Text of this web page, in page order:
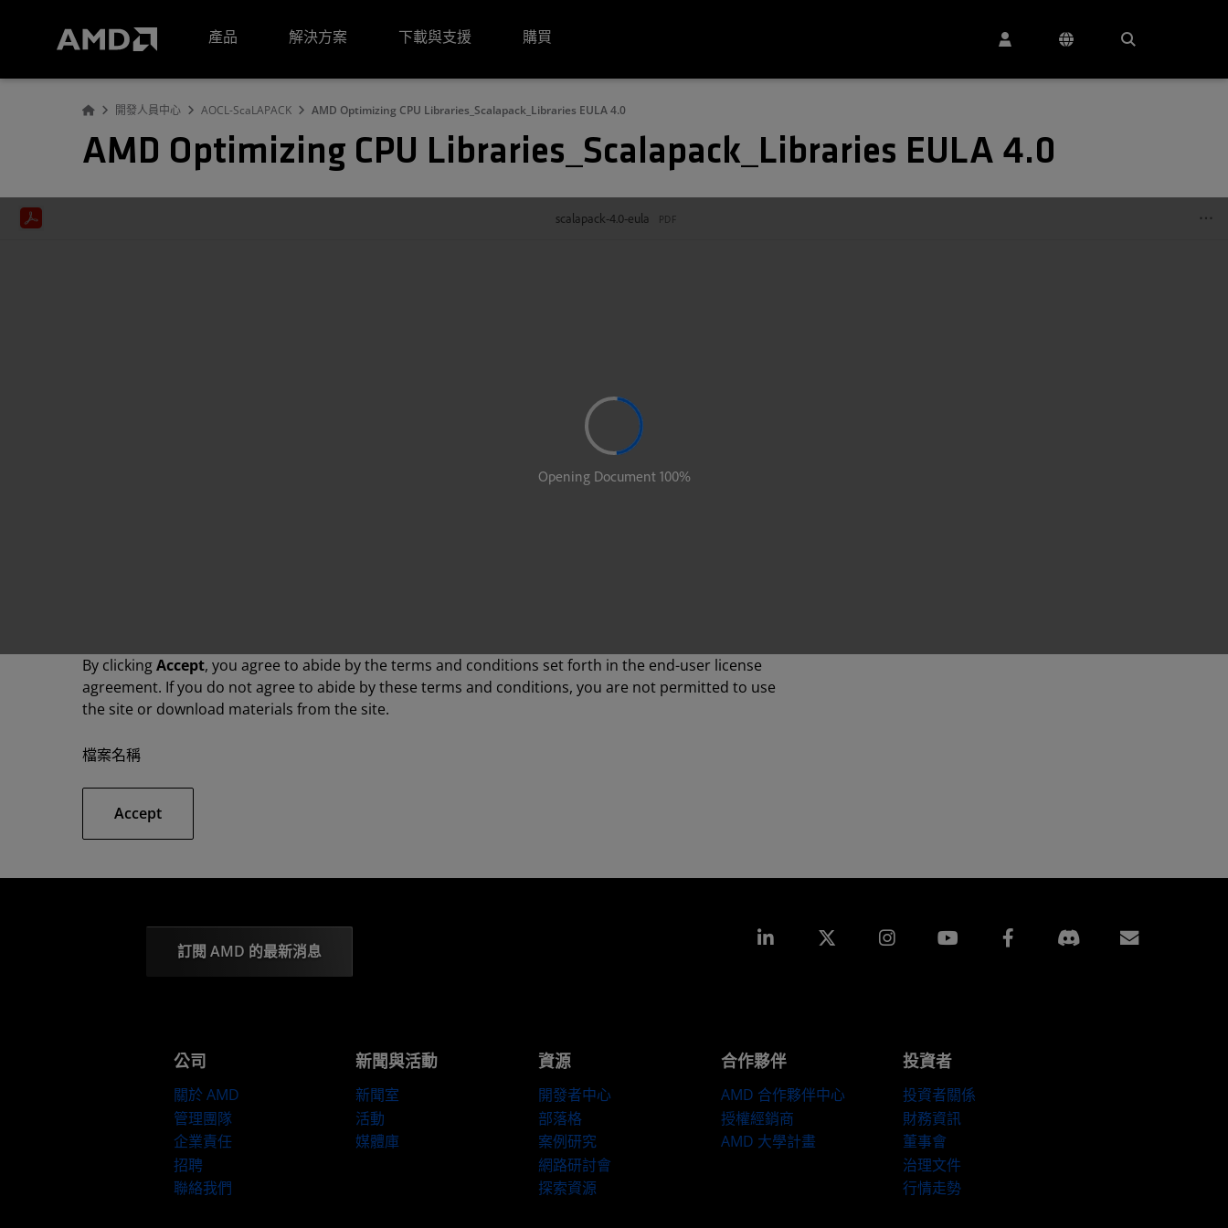
產品
解決方案 下載與支援 購買
開發人員中心 AOCL-ScaLAPACK AMD Optimizing CPU Libraries_Scalapack_Libraries EULA 4.0
AMD Optimizing CPU Libraries_Scalapack_Libraries EULA 4.0
By clickingAccept, you agree to abide by the terms and conditions set forth in the end-user license
agreement. If you do not agree to abide by these terms and conditions, you are not permitted to use
the site or download materials from the site.
檔案名稱
Accept
訂閱 AMD 的最新消息
Linkedin Instagram Facebook
公司
關於 AMD
管理團隊
企業責任
招聘
聯絡我們
新聞與活動
新聞室
活動
媒體庫
資源
開發者中心
部落格
案例研究
網路研討會
探索資源
合作夥伴
AMD 合作夥伴中心
授權經銷商
AMD 大學計畫
投資者
投資者關係
財務資訊
董事會
治理文件
行情走勢